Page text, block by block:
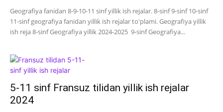
Geografiya fanidan 8-9-10-11 sinf yillik ish rejalar. 8-sinf 9-sinf 10-sinf
11-sinf geografiya fanidan yillik ish rejalar to'plami. Geografiya yillik
ish reja 8-sinf Geografiya yillik 2024-2025 9-sinf Geografiya...
5-11 sinf Fransuz tilidan yillik ish rejalar
2024